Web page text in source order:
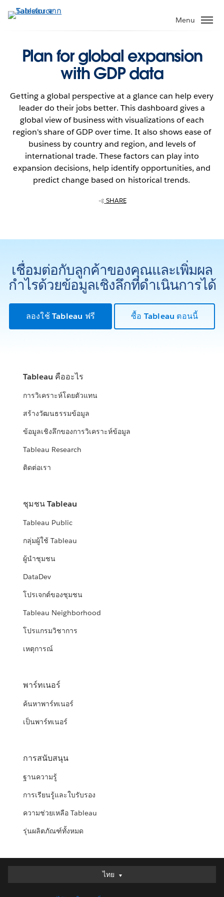
ไป
Menu
Plan for global expansion
with GDP data
Getting a global perspective at a glance can help every
leader do their jobs better. This dashboard gives a
global view of business with visualizations of each
region's share of GDP over time. It also shows ease of
business by country and region, and levels of
international trade. These factors can play into
expansion decisions, help identify opportunities, and
predict change based on historical trends.
SHARE
เชื่อมต่อกับลูกค้าของคุณและเพิ่มผล
กำไรด้วยข้อมูลเชิงลึกที่ดำเนินการได้
ลองใช้ Tableau ฟรี ซื้อ Tableau ตอนนี้
Tableau คืออะไร
การวิเคราะห์โดยตัวแทน
สร้างวัฒนธรรมข้อมูล
ข้อมูลเชิงลึกของการวิเคราะห์ข้อมูล
Tableau Research
ติดต่อเรา
ชุมชน Tableau
Tableau Public
กลุ่มผู้ใช้ Tableau
ผู้นำชุมชน
DataDev
โปรเจกต์ของชุมชน
Tableau Neighborhood
โปรแกรมวิชาการ
เหตุการณ์
พาร์ทเนอร์
ค้นหาพาร์ทเนอร์
เป็นพาร์ทเนอร์
การสนับสนุน
ฐานความรู้
การเรียนรู้และใบรับรอง
ความช่วยเหลือ Tableau
รุ่นผลิตภัณฑ์ทั้งหมด
ไทย
ไทย